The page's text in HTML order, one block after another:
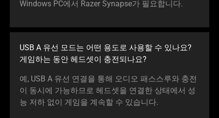
Windows PC에서 Razer Synapse가 필요합니다.
USB A 유선 모드는 어떤 용도로 사용할 수 있나요?
게임하는 동안 헤드셋이 충전되나요?
예, USB A 유선 연결을 통해 오디오 패스스루와 충전
이 동시에 가능하므로 헤드셋을 연결한 상태에서 성
능 저하 없이 게임을 계속할 수 있습니다.